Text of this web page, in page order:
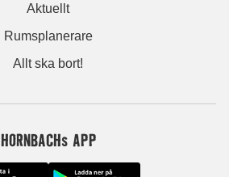
Aktuellt
Rumsplanerare
Allt ska bort!
HORNBACHs APP